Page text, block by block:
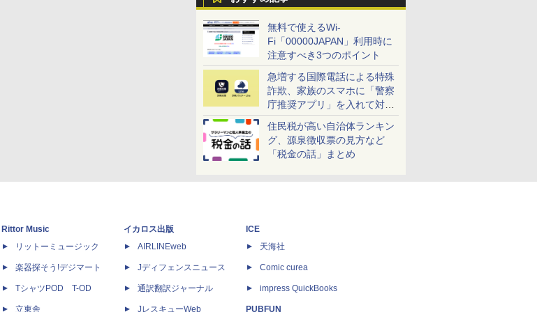
無料で使えるWi-
Fi「00000JAPAN」利用時に
注意すべき3つのポイント
急増する国際電話による特殊
詐欺、家族のスマホに「警察
庁推奨アプリ」を入れて対策
しよう！
住民税が高い自治体ランキン
グ、源泉徴収票の見方など
「税金の話」まとめ
Rittor Music
リットーミュージック
楽器探そう!デジマート
TシャツPOD T-OD
立東舎
イカロス出版
AIRLINEweb
Jディフェンスニュース
通訳翻訳ジャーナル
JレスキューWeb
ICE
天海社
Comic curea
impress QuickBooks
PUBFUN